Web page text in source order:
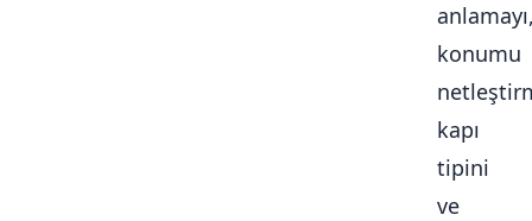
konumu
kapı
tipini
ve